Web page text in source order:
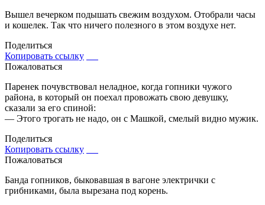
Вышел вечерком подышать свежим воздухом. Отобрали часы
и кошелек. Так что ничего полезного в этом воздухе нет.
Поделиться
Копировать ссылку
Пожаловаться
Паренек почувствовал неладное, когда гопники чужого
района, в который он поехал провожать свою девушку,
сказали за его спиной:
— Этого трогать не надо, он с Машкой, смелый видно мужик.
Поделиться
Копировать ссылку
Пожаловаться
Банда гопников, быковавшая в вагоне электрички с
грибниками, была вырезана под корень.